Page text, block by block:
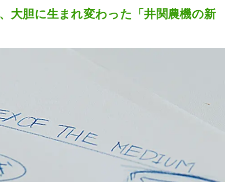
大胆に生まれ変わった「井関農機の新